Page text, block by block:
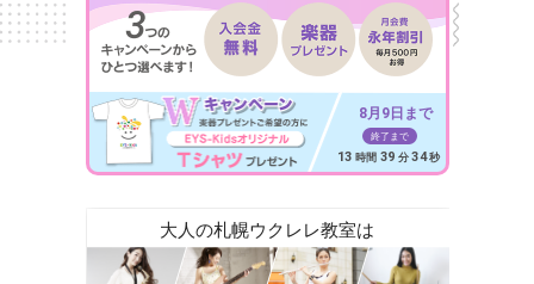
8月9日まで
終了まで
13 時間 39 分 32 秒
大人の札幌ウクレレ教室は